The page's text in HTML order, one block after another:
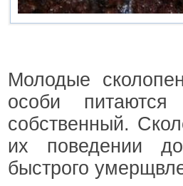
Молодые
особи
собственный.
их поведении
быстрого